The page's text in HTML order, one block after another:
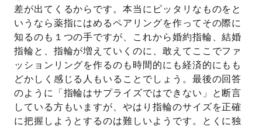
差が出てくるからです。本当にピッタリなものをと
いうなら薬指にはめるペアリングを作ってその際に
知るのも１つの手ですが、これから婚約指輪、結婚
指輪と、指輪が増えていくのに、敢えてここでファ
ッションリングを作るのも時間的にも経済的にもも
どかしく感じる人もいることでしょう。最後の回答
のように「指輪はサプライズではできない」と断言
している方もいますが、やはり指輪のサイズを正確
に把握しようとするのは難しいようです。とくに独